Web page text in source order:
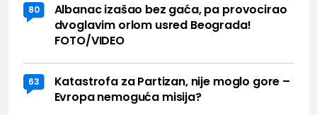
80
Albanac izašao bez gaća, pa provocirao
dvoglavim orlom usred Beograda!
FOTO/VIDEO
63
Katastrofa za Partizan, nije moglo gore –
Evropa nemoguća misija?